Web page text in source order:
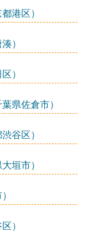
港区）
）
）
県佐倉市）
谷区）
垣市）
）